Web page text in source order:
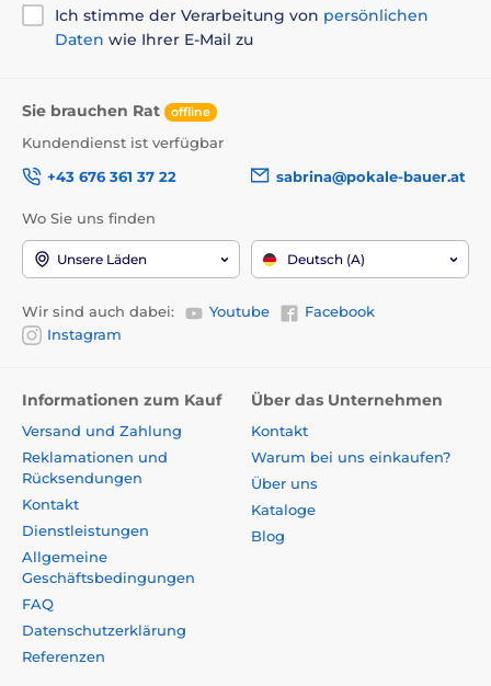
Ich stimme der Verarbeitung von persönlichen
Daten wie Ihrer E-Mail zu
Sie brauchen Rat offline
Kundendienst ist verfügbar
+43 676 361 37 22
sabrina@pokale-bauer.at
Wo Sie uns finden
Unsere Läden Deutsch (A)
Wir sind auch dabei: Youtube
Facebook
Instagram
Informationen zum Kauf
Versand und Zahlung
Reklamationen und
Rücksendungen
Kontakt
Dienstleistungen
Allgemeine
Geschäftsbedingungen
FAQ
Datenschutzerklärung
Referenzen
Über das Unternehmen
Kontakt
Warum bei uns einkaufen?
Über uns
Kataloge
Blog